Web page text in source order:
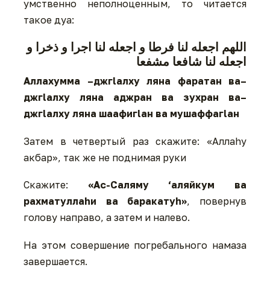
умственно неполноценным, то читается
такое дуа:
اللهم اجعله لنا فرطا و اجعله لنا اجرا و ذخرا و
اجعله لنا شافعا مشفعا
Аллахумма –джгlалху ляна фаратан ва–
джгlалху ляна аджран ва зухран ва–
джгlалху ляна шаафигlан ва мушаффагlан
Затем в четвертый раз скажите: «Аллаhу
акбар», так же не поднимая руки
Скажите: «Ас-Саляму ‘аляйкум ва
рахматуллаhи ва баракатуh», повернув
голову направо, а затем и налево.
На этом совершение погребального намаза
завершается.